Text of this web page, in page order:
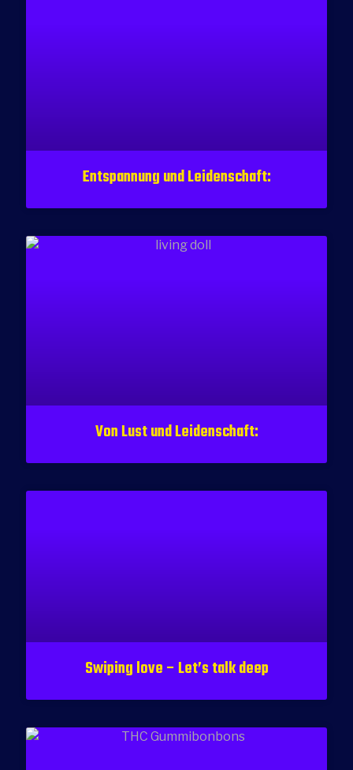
Entspannung und Leidenschaft:
Von Lust und Leidenschaft:
Swiping love – Let’s talk deep